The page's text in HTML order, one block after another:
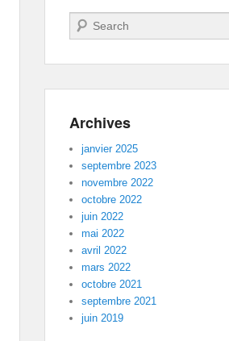
Recherche
Archives
janvier 2025
septembre 2023
novembre 2022
octobre 2022
juin 2022
mai 2022
avril 2022
mars 2022
octobre 2021
septembre 2021
juin 2019